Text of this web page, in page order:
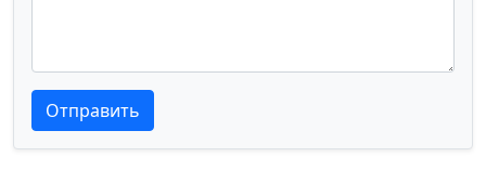
Текст отзыва
Текст отзыва
Отправить